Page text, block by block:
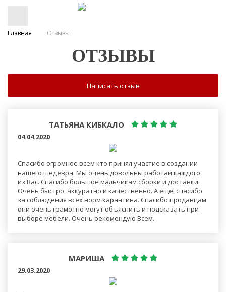
Главная Отзывы
ОТЗЫВЫ
Написать отзыв
ТАТЬЯНА КИБКАЛО
04.04.2020
Спасибо огромное всем кто принял участие в создании
нашего шедевра. Мы очень довольны работай каждого
из Вас. Спасибо большое мальчикам сборки и доставки.
Очень быстро, аккуратно и качественно. А ещё, спасибо
за соблюдения всех норм карантина. Спасибо продавцам
они очень грамотно могут объяснить и подсказать при
выборе мебели. Очень рекомендую Всем.
МАРИША
29.03.2020